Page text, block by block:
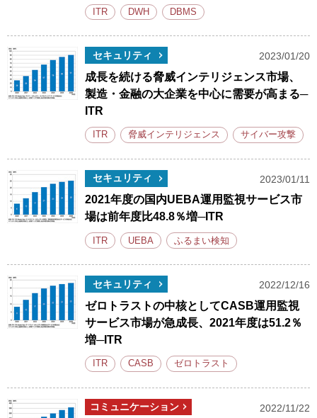
ITR DWH DBMS
セキュリティ 2023/01/20
成長を続ける脅威インテリジェンス市場、
製造・金融の大企業を中心に需要が高まる─
ITR
ITR 脅威インテリジェンス サイバー攻撃
セキュリティ 2023/01/11
2021年度の国内UEBA運用監視サービス市
場は前年度比48.8％増─ITR
ITR UEBA ふるまい検知
セキュリティ 2022/12/16
ゼロトラストの中核としてCASB運用監視
サービス市場が急成長、2021年度は51.2％
増─ITR
ITR CASB ゼロトラスト
コミュニケーション 2022/11/22